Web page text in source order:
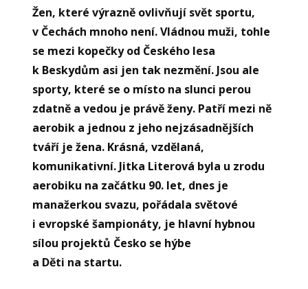
Žen, které výrazně ovlivňují svět sportu,
v Čechách mnoho není. Vládnou muži, tohle
se mezi kopečky od Českého lesa
k Beskydům asi jen tak nezmění. Jsou ale
sporty, které se o místo na slunci perou
zdatně a vedou je právě ženy. Patří mezi ně
aerobik a jednou z jeho nejzásadnějších
tváří je žena. Krásná, vzdělaná,
komunikativní. Jitka Literová byla u zrodu
aerobiku na začátku 90. let, dnes je
manažerkou svazu, pořádala světové
i evropské šampionáty, je hlavní hybnou
sílou projektů Česko se hýbe
a Děti na startu.